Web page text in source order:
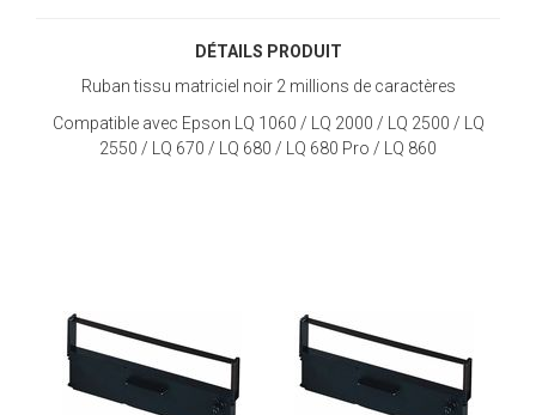
DÉTAILS PRODUIT
Ruban tissu matriciel noir 2 millions de caractères
Compatible avec Epson LQ 1060 / LQ 2000 / LQ 2500 / LQ
2550 / LQ 670 / LQ 680 / LQ 680 Pro / LQ 860